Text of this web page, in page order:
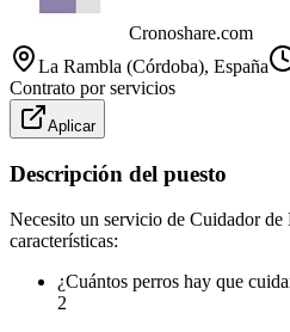
Cronoshare.com
La Rambla (Córdoba), España
Contrato por servicios
Aplicar
Descripción del puesto
Necesito un servicio de Cuidador de
características:
¿Cuántos perros hay que
2